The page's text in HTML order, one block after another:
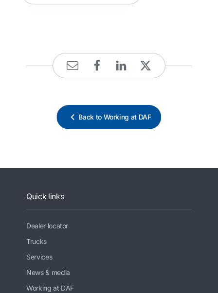
Back to Working at DAF
Quick links
Dealer locator
Trucks
Services
News & media
Working at DAF